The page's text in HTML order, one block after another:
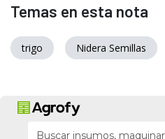
Temas en esta nota
trigo Nidera Semillas